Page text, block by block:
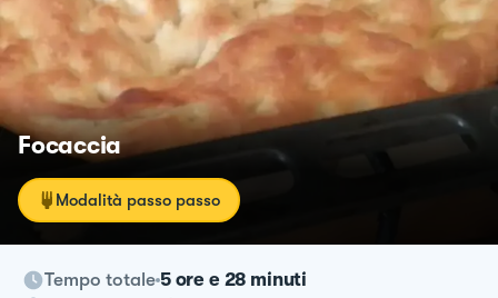
Focaccia
Modalità passo passo
Tempo totale 5 ore e 28 minuti